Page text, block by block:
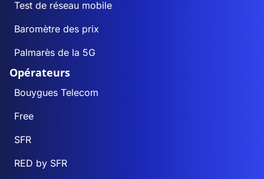
Test de réseau mobile
Baromètre des prix
Palmarès de la 5G
Opérateurs
Bouygues Telecom
Free
SFR
RED by SFR